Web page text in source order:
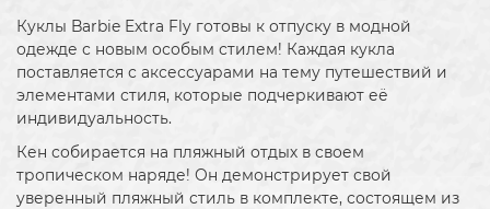
Куклы Barbie Extra Fly готовы к отпуску в модной
одежде с новым особым стилем! Каждая кукла
поставляется с аксессуарами на тему путешествий и
элементами стиля, которые подчеркивают её
индивидуальность.
Кен собирается на пляжный отдых в своем
тропическом наряде! Он демонстрирует свой
уверенный пляжный стиль в комплекте, состоящем из